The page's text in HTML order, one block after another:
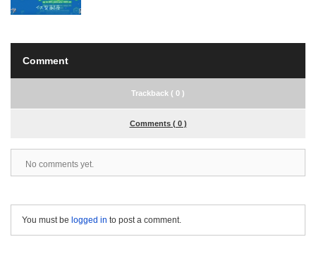
Comment
Trackback ( 0 )
Comments ( 0 )
No comments yet.
You must be logged in to post a comment.